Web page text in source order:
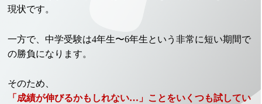
現状です。
一方で、中学受験は4年生〜6年生という非常に短い期間で
の勝負になります。
そのため、
「成績が伸びるかもしれない…」ことをいくつも試してい